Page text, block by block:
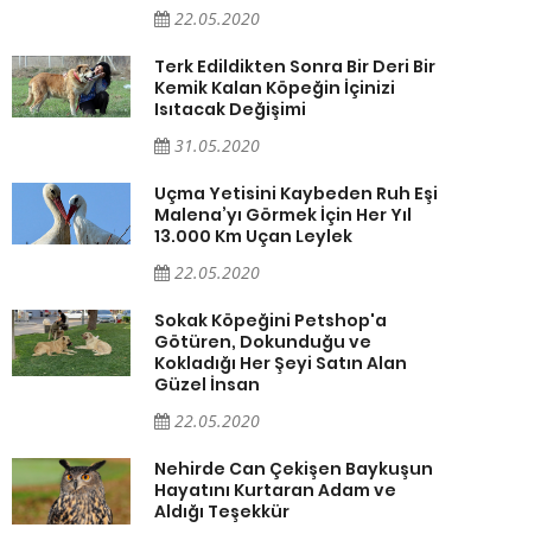
22.05.2020
Terk Edildikten Sonra Bir Deri Bir
Kemik Kalan Köpeğin İçinizi
Isıtacak Değişimi
31.05.2020
Uçma Yetisini Kaybeden Ruh Eşi
Malena’yı Görmek İçin Her Yıl
13.000 Km Uçan Leylek
22.05.2020
Sokak Köpeğini Petshop'a
Götüren, Dokunduğu ve
Kokladığı Her Şeyi Satın Alan
Güzel İnsan
22.05.2020
Nehirde Can Çekişen Baykuşun
Hayatını Kurtaran Adam ve
Aldığı Teşekkür